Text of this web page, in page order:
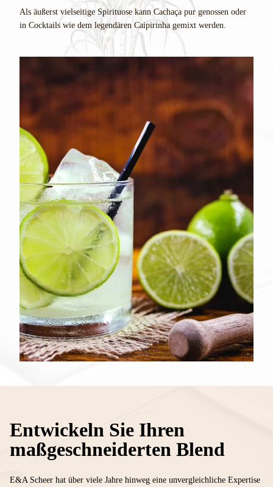
Als äußerst vielseitige Spirituose kann Cachaça pur genossen oder
in Cocktails wie dem legendären Caipirinha gemixt werden.
Entwickeln Sie Ihren
maßgeschneiderten Blend
E&A Scheer hat über viele Jahre hinweg eine unvergleichliche Expertise